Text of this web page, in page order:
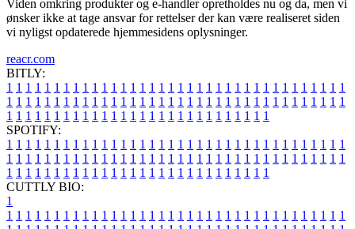
Viden omkring produkter og e-handler opretholdes nu og da, men vi
ønsker ikke at tage ansvar for rettelser der kan være realiseret siden
vi nyligst opdaterede hjemmesidens oplysninger.
reacr.com
BITLY:
1 1 1 1 1 1 1 1 1 1 1 1 1 1 1 1 1 1 1 1 1 1 1 1 1 1 1 1 1 1 1 1 1 1 1 1
1 1 1 1 1 1 1 1 1 1 1 1 1 1 1 1 1 1 1 1 1 1 1 1 1 1 1 1 1 1 1 1 1 1 1 1
1 1 1 1 1 1 1 1 1 1 1 1 1 1 1 1 1 1 1 1 1 1 1 1 1 1 1 1
SPOTIFY:
1 1 1 1 1 1 1 1 1 1 1 1 1 1 1 1 1 1 1 1 1 1 1 1 1 1 1 1 1 1 1 1 1 1 1 1
1 1 1 1 1 1 1 1 1 1 1 1 1 1 1 1 1 1 1 1 1 1 1 1 1 1 1 1 1 1 1 1 1 1 1 1
1 1 1 1 1 1 1 1 1 1 1 1 1 1 1 1 1 1 1 1 1 1 1 1 1 1 1 1
CUTTLY BIO:
1
1 1 1 1 1 1 1 1 1 1 1 1 1 1 1 1 1 1 1 1 1 1 1 1 1 1 1 1 1 1 1 1 1 1 1 1